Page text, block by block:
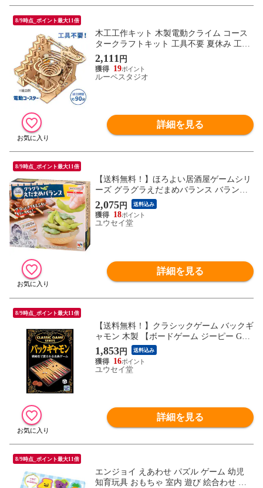
8/9時点_ポイント最大11倍
木工工作キット 木製電動クライム コース
タークラフトキット 工具不要 夏休み 工作
キット 小学生 中学生 大人 自由研究 おし
ゃれ 図工 イベント ワークショップ DIY ア
イデア おもちゃ
2,111 円
19
ルーペスタジオ
詳細を見る
8/9時点_ポイント最大11倍
【送料無料！】ほろよい居酒屋ゲームシリ
ーズ グラグラえだまめバランス バランス
ゲーム 【枝豆 ボードゲーム テーブルゲー
ム パーティゲーム 忘年会 プレゼント 玩
具】
2,075円 送料込み
18
ユウセイ堂
詳細を見る
8/9時点_ポイント最大11倍
【送料無料！】クラシックゲーム バックギ
ャモン 木製 【ボードゲーム ジーピー GP
】
1,853円 送料込み
16
ユウセイ堂
詳細を見る
8/9時点_ポイント最大11倍
エンジョイ えあわせ パズル ゲーム 幼児
知育玩具 おもちゃ 室内 遊び 絵合わせ キ